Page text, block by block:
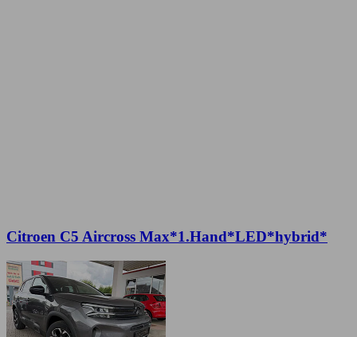
Citroen C5 Aircross Max*1.Hand*LED*hybrid*